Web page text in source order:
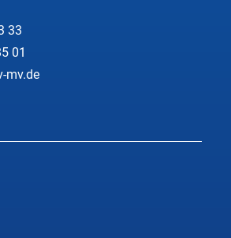
33
01
mv.de